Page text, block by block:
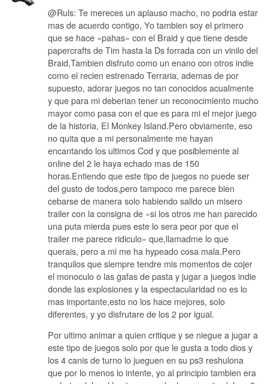
@Ruls: Te mereces un aplauso macho, no podria estar
mas de acuerdo contigo, Yo tambien soy el primero
que se hace «pahas» con el Braid y que tiene desde
papercrafts de Tim hasta la Ds forrada con un vinilo del
Braid,Tambien disfruto como un enano con otros indie
como el recien estrenado Terraria, ademas de por
supuesto, adorar juegos no tan conocidos acualmente
y que para mi deberian tener un reconocimiento mucho
mayor como pasa con el que es para mi el mejor juego
de la historia, El Monkey Island.Pero obviamente, eso
no quita que a mi personalmente me hayan
encantando los ultimos Cod y que posiblemente al
online del 2 le haya echado mas de 150
horas.Entiendo que este tipo de juegos no puede ser
del gusto de todos,pero tampoco me parece bien
cebarse de manera solo habiendo salido un misero
trailer con la consigna de «si los otros me han parecido
una puta mierda pues este lo sera peor por que el
trailer me parece ridiculo» que,llamadme lo que
querais, pero a mi me ha hypeado cosa mala.Pero
tranquilos que siempre tendre mis momentos de cojer
el monoculo o las gafas de pasta y jugar a juegos indie
donde las explosiones y la espectacularidad no es lo
mas importante,esto no los hace mejores, solo
diferentes, y yo disfrutare de los 2 por igual.
Por ultimo animar a quien critique y se niegue a jugar a
este tipo de juegos solo por que le gusta a todo dios y
los 4 canis de turno lo jueguen en su ps3 reshulona
que por lo menos lo intente, yo al principio tambien era